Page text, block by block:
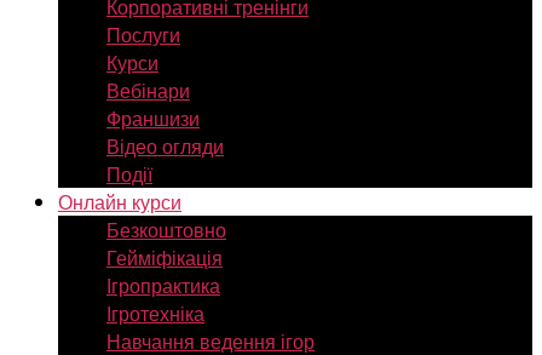
Корпоративні тренінги
Послуги
Курси
Вебінари
Франшизи
Відео огляди
Події
Онлайн курси
Безкоштовно
Гейміфікація
Ігропрактика
Ігротехніка
Навчання ведення ігор